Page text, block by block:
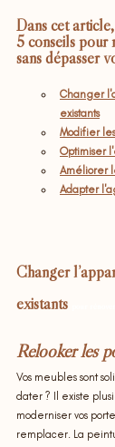
Dans cet
5 conseils pour
sans dépasser
Changer
existants
Modifier
Optimiser
Améliorer
Adapter
Changer
existants
Relooker les
Vos meubles sont
dater ? Il existe
moderniser vos
remplacer. La